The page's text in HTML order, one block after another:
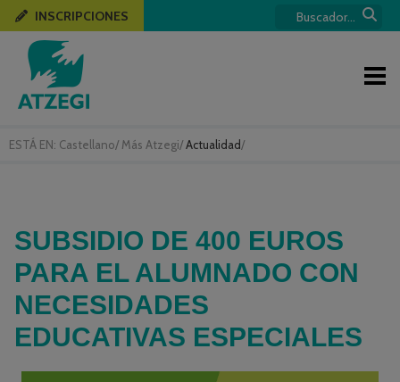
ESTÁ EN: Castellano/ Más Atzegi/Actualidad/
INSCRIPCIONES
SUBSIDIO DE 400 EUROS
PARA EL ALUMNADO CON
NECESIDADES
EDUCATIVAS ESPECIALES